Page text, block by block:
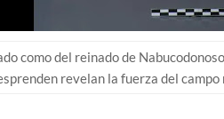
como del reinado de
revelan la fuerza del